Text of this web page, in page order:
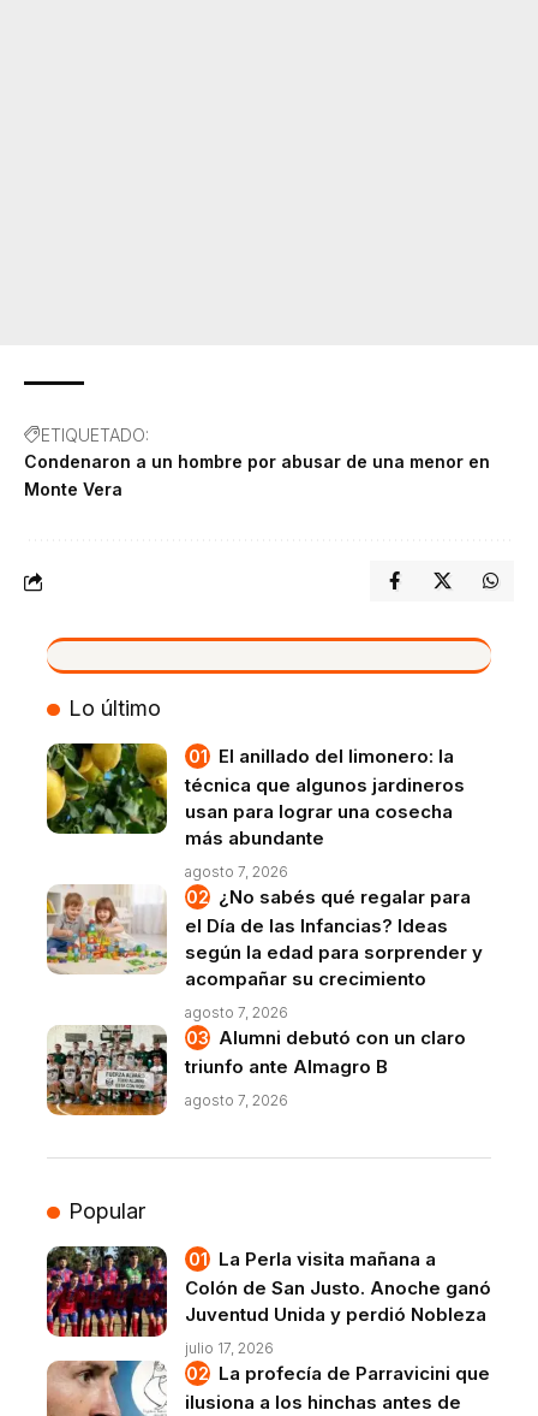
ETIQUETADO:
Condenaron a un hombre por abusar de una menor en
Monte Vera
VIVO
Lo último
El anillado del limonero: la
técnica que algunos jardineros
usan para lograr una cosecha
más abundante
agosto 7, 2026
¿No sabés qué regalar para
el Día de las Infancias? Ideas
según la edad para sorprender y
acompañar su crecimiento
agosto 7, 2026
Alumni debutó con un claro
triunfo ante Almagro B
agosto 7, 2026
Popular
La Perla visita mañana a
Colón de San Justo. Anoche ganó
Juventud Unida y perdió Nobleza
julio 17, 2026
La profecía de Parravicini que
ilusiona a los hinchas antes de